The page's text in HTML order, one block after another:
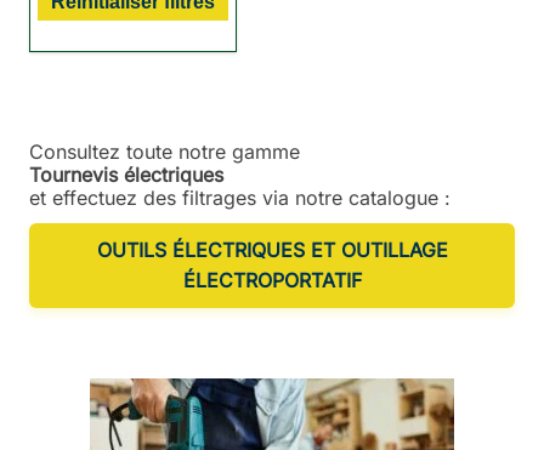
Consultez toute notre gamme
Tournevis électriques
et effectuez des filtrages via notre catalogue :
OUTILS ÉLECTRIQUES ET OUTILLAGE
ÉLECTROPORTATIF